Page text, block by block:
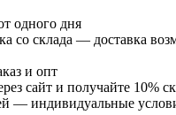
одного дня
со склада — доставка
и опт
сайт и получайте 10%
— индивидуальные